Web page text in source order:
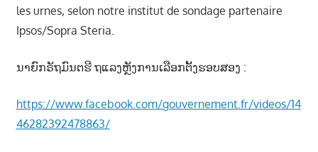
les urnes, selon notre institut de sondage partenaire
Ipsos/Sopra Steria.
ນາຍົກຣັຖມົນຕຮີ ຖແລງຫຼັງການເລືອກຕັ້ງຮອບສອງ :
https://www.facebook.com/gouvernement.fr/videos/14
46282392478863/